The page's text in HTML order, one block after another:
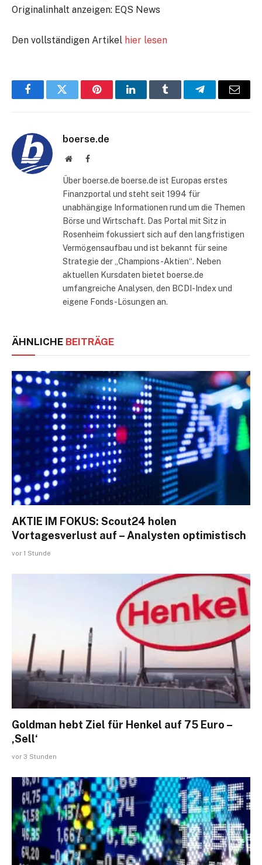
Originalinhalt anzeigen: EQS News
Den vollständigen Artikel hier lesen
FacebookTwitter PinterestLinkedInTumblr TelegramE-
boerse.de
WebsiteFacebook
Über boerse.de boerse.de ist Europas erstes
Finanzportal und steht seit 1994 für
unabhängige Informationen rund um die Themen
Börse und Wirtschaft. Das Portal mit Sitz in
Rosenheim fokussiert sich auf den langfristigen
Vermögensaufbau und ist bekannt für seine
Strategie der „Champions-Aktien“. Neben
aktuellen Kursdaten bietet boerse.de
umfangreiche Analysen, den BCDI-Index und
eigene Fonds-Lösungen an.
ÄHNLICHE BEITRÄGE
AKTIE IM FOKUS: Scout24 holen
Vortagesverlust auf – Analysten optimistisch
vor 1 Stunde
Goldman hebt Ziel für Henkel auf 75 Euro –
‚Sell‘
vor 3 Stunden